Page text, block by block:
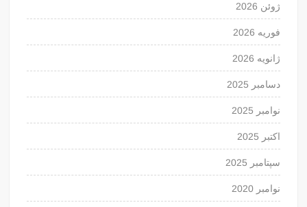
ژوئن 2026
فوریه 2026
ژانویه 2026
دسامبر 2025
نوامبر 2025
اکتبر 2025
سپتامبر 2025
نوامبر 2020